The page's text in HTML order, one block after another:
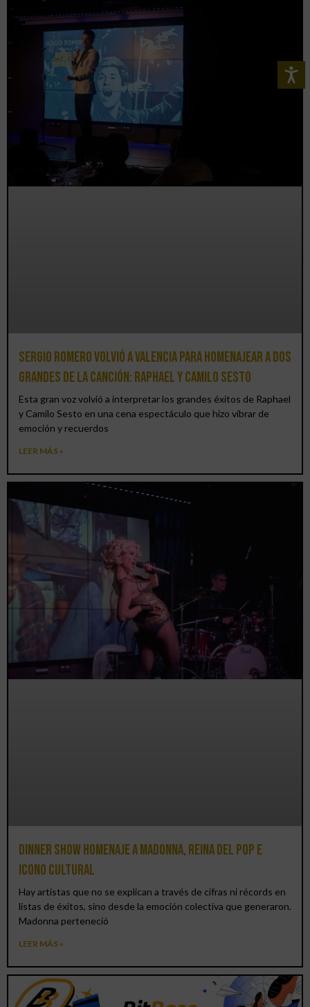
Sergio Romero volvió a Valencia para homenajear a dos
grandes de la canción: Raphael y Camilo Sesto
Esta gran voz volvió a interpretar los grandes éxitos de Raphael
y Camilo Sesto en una cena espectáculo que hizo vibrar de
emoción y recuerdos
LEER MÁS »
Dinner Show homenaje a Madonna, reina del pop e
icono cultural
Hay artistas que no se explican a través de cifras ni récords en
listas de éxitos, sino desde la emoción colectiva que generaron.
Madonna perteneció
LEER MÁS »